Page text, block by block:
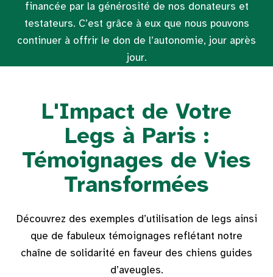
financée par la générosité de nos donateurs et
testateurs. C’est grâce à eux que nous pouvons
continuer à offrir le don de l’autonomie, jour après
jour.
L'Impact de Votre
Legs à Paris :
Témoignages de Vies
Transformées
Découvrez des exemples d’utilisation de legs ainsi
que de fabuleux témoignages reflétant notre
chaîne de solidarité en faveur des chiens guides
d’aveugles.